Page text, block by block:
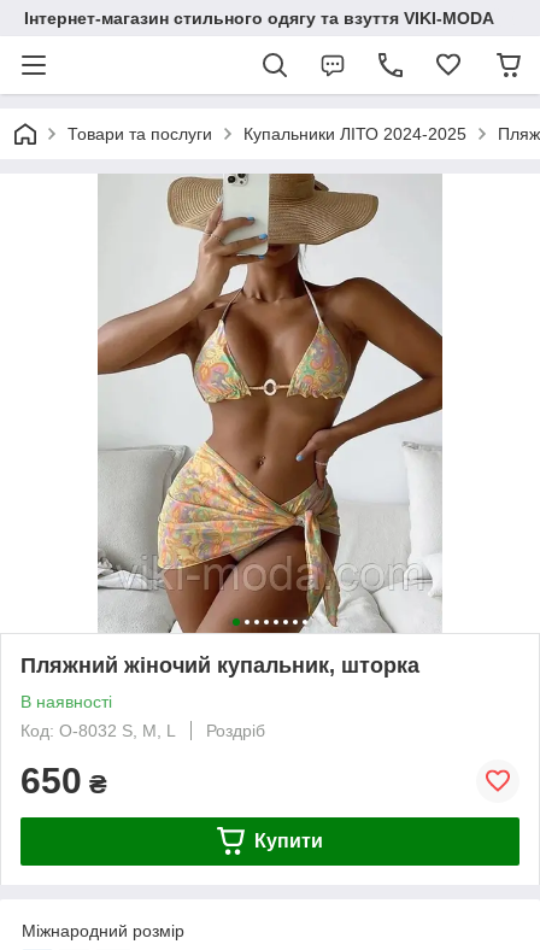
Інтернет-магазин стильного одягу та взуття VIKI-MODA
Товари та послуги Купальники ЛІТО 2024-2025
Пляжний жіночий купальник, шторка
В наявності
Код: О-8032 S, M, L
Роздріб
650 ₴
Купити
Міжнародний розмір